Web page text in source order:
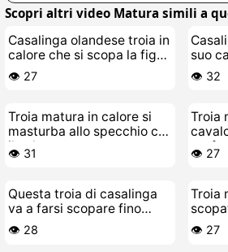
Scopri altri video Matura simili a
Casalinga olandese troia in
calore che si scopa la figa
con un cazzo mostruoso
👁️ 27
suo
👁️ 32
Troia matura in calore si
masturba allo specchio con
il culo
👁️ 31
Troia
letto
👁️ 27
Questa troia di casalinga
va a farsi scopare fino
allorgasmo
👁️ 28
Troia
👁️ 27